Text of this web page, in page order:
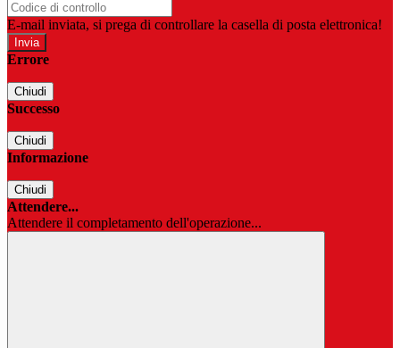
E-mail inviata, si prega di controllare la casella di posta elettronica!
Errore
Chiudi
Successo
Chiudi
Informazione
Chiudi
Attendere...
Attendere il completamento dell'operazione...